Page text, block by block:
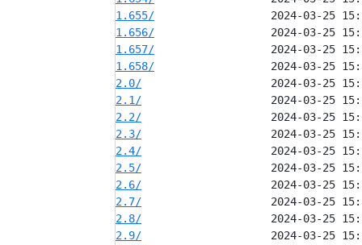
1.655/
1.656/
1.657/
1.658/
2.0/
2.1/
2.2/
2.3/
2.4/
2.5/
2.6/
2.7/
2.8/
2.9/